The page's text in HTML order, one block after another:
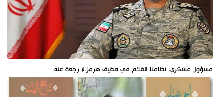
مسؤول عسكري: نظامنا القائم في مضيق هرمز لا رجعة عنه